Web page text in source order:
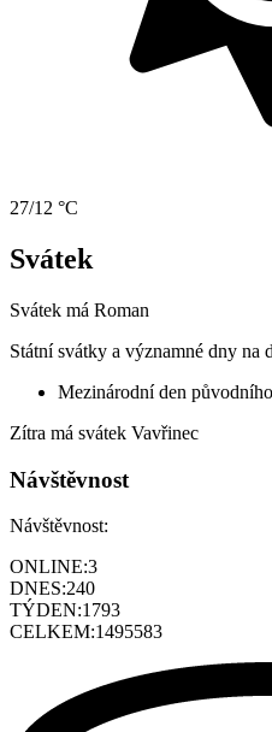
27/12 °C
Svátek
Svátek má Roman
Státní svátky a významné dny na
Mezinárodní den
Zítra má svátek Vavřinec
Návštěvnost
Návštěvnost:
ONLINE:3
DNES:240
TÝDEN:1793
CELKEM:1495583